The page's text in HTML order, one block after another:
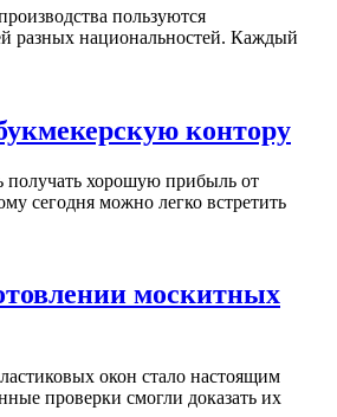
пользуются
разных национальностей. Каждый
контору
получать хорошую прибыль от
сегодня можно легко встретить
москитных
окон стало настоящим
проверки смогли доказать их